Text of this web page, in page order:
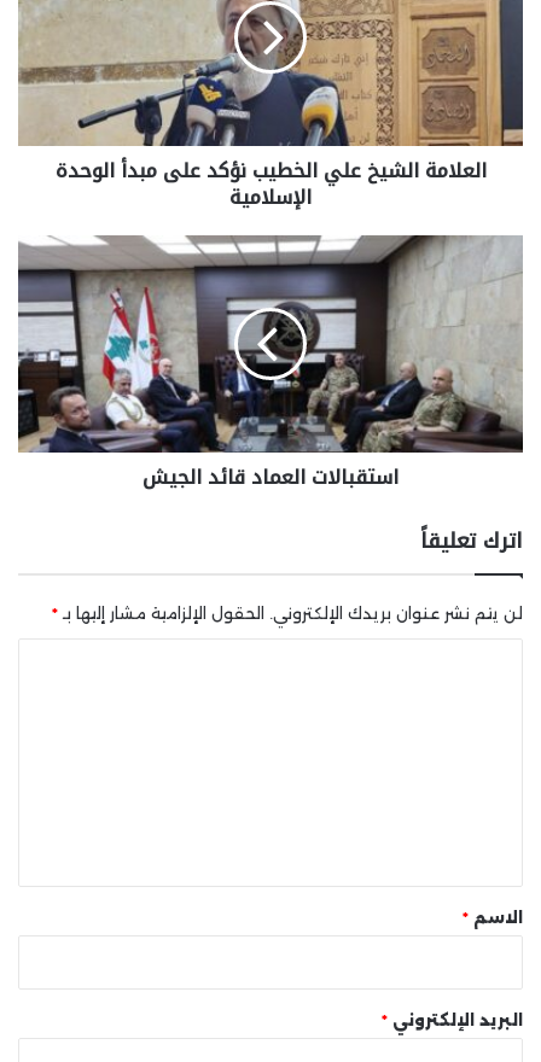
العلامة الشيخ علي الخطيب نؤكد على مبدأ الوحدة
الإسلامية
استقبالات العماد قائد الجيش
اترك تعليقاً
لن يتم نشر عنوان بريدك الإلكتروني. الحقول الإلزامية مشار إليها بـ *
* الاسم *
البريد الإلكتروني *